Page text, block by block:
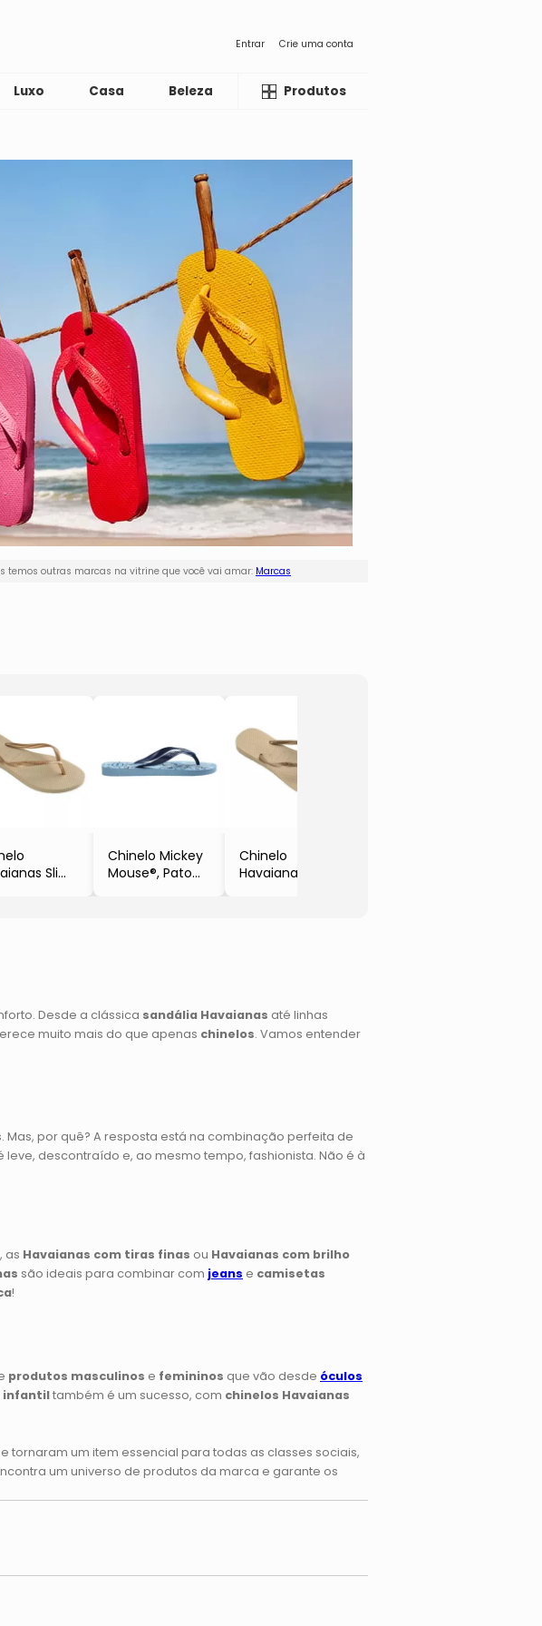
Entrar Crie uma conta
Luxo Casa Beleza LiquidaProdutos
temos outras marcas na vitrine que você vai amar: Marcas
Desde a clássica sandália Havaianas até linhas
muito mais do que apenas chinelos. Vamos entender
por quê? A resposta está na combinação perfeita de
descontraído e, ao mesmo tempo, fashionista. Não é à
as Havaianas com tiras finas ou Havaianas com brilho
são ideais para combinar com jeans e camisetas
!
produtos masculinos e femininos que vão desde óculos
infantiltambém é um sucesso, com chinelos Havaianas
tornaram um item essencial para todas as classes sociais,
um universo de produtos da marca e garante os
Slim
Chinelo Mickey
Mouse®, Pato
Chinelo
Havaianas Slim